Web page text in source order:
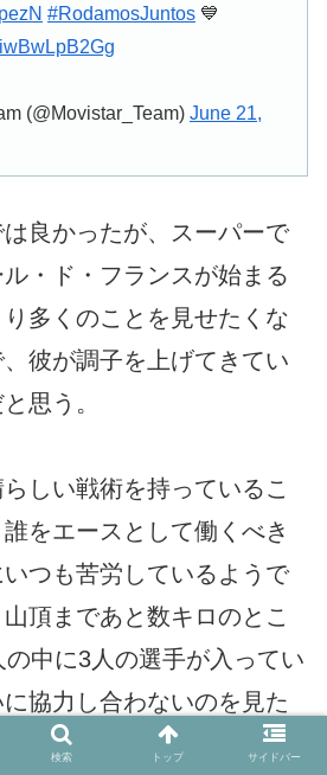
#RodamosJuntos 💙
(@Movistar_Team) June 21,
良かったが、スーパーで
・ド・フランスが始まる
多くのことを見せたくな
彼が調子を上げてきてい
思う。
しい戦術を持っているこ
をエースとして働くべき
つも苦労しているようで
頂まであと数キロのとこ
中に3人の選手が入ってい
協力し合わないのを見た
検索 トップ サイドバー